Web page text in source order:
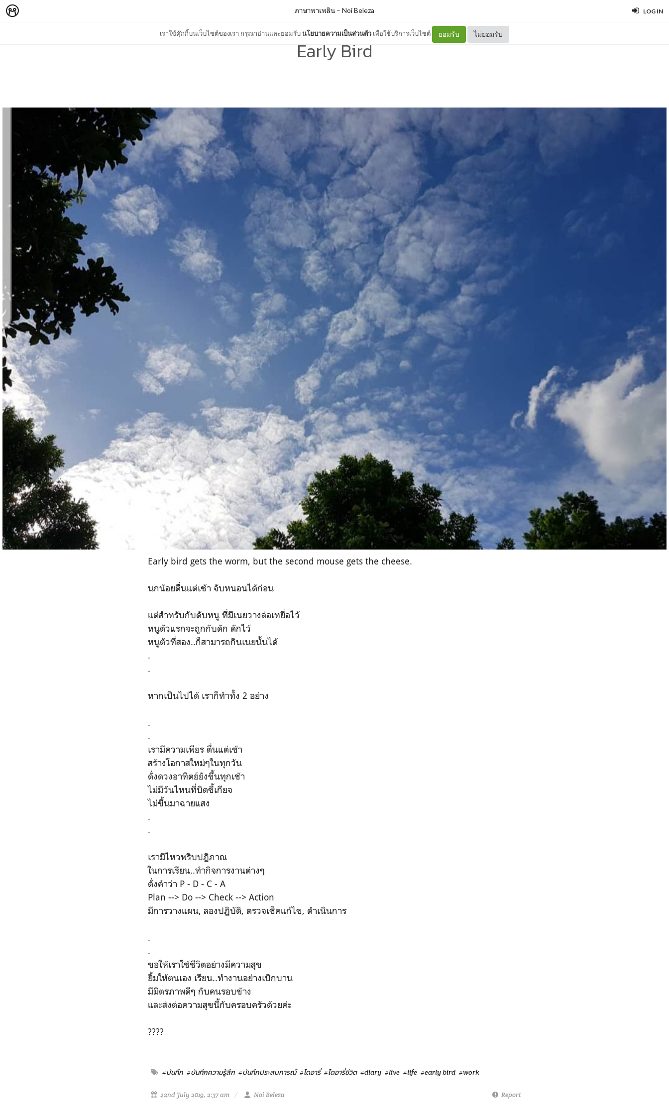
LOG IN
เราใช้คุ๊กกี้บนเว็บไซต์ของเรา กรุณาอ่านและยอมรับนโยบายความเป็นส่วนตัว เพื่อใช้บริการเว็บไซต์ ยอมรับ ไม่ยอมรับ
ภาษาพาเพลิน – Noi Beleza
Early Bird
Early bird gets the worm, but the second mouse gets the cheese.
นกน้อยตื่นแต่เช้า จับหนอนได้ก่อน
แต่สำหรับกับดับหนู ทึ่มีเนยวางล่อเหยื่อไว้
หนูตัวแรกจะถูกกับดัก ดักไว้
หนูตัวทึ่สอง..ก็สามารถกินเนยนั้นได้
.
.
หากเป็นไปได้ เราก็ทำทั้ง 2 อย่าง
.
.
เรามีความเพียร ตื่นแต่เช้า
สร้างโอกาสใหม่ๆในทุกวัน
ดั่งดวงอาทิตย์ยังขึ้นทุกเช้า
ไม่มีวันไหนที่บิดขี้เกียจ
ไม่ขึ้นมาฉายแสง
.
.
เรามีไหวพริบปฏิภาณ
ในการเรียน..ทำกิจการงานต่างๆ
ดั่งคำว่า P - D - C - A
Plan --> Do --> Check --> Action
มีการวางแผน, ลองปฏิบัติ, ตรวจเช็คแก้ไข, ดำเนินการ
.
.
ขอให้เราใช้ชีวิตอย่างมีความสุข
ยิ้มให้ตนเอง เรียน..ทำงานอย่างเบิกบาน
มีมิตรภาพดีๆ กับคนรอบข้าง
และส่งต่อความสุขนี้กับครอบครัวด้วยค่ะ
????
#บันทึก #บันทึกความรู้สึก #บันทึกประสบการณ์ #ไดอารี่ #ไดอารี่ชีวิต #diary #live #life #early bird #work
22nd July 2019, 2:37 am Noi Beleza Report